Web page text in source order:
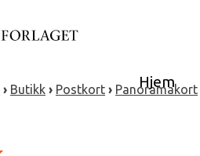
Hjem
› Butikk › Postkort › Panoramakort